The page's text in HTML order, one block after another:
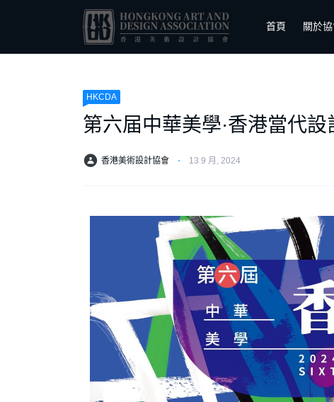
首頁 關於
HKCDA
第六届中華美學·香港當代設
香港美術設計協會 ⋅ 13 9 月, 2024